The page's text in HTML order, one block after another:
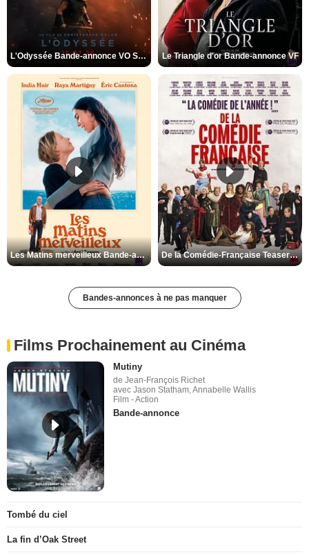
L'Odyssée Bande-annonce VO STFR Le Triangle d'or Bande-annonce VF
Les Matins merveilleux Bande-annonce VF De la Comédie-Française Teaser VF
Bandes-annonces à ne pas manquer
Films Prochainement au Cinéma
Mutiny
de Jean-François Richet
avec Jason Statham, Annabelle Wallis
Film - Action
Bande-annonce
Tombé du ciel
La fin d’Oak Street